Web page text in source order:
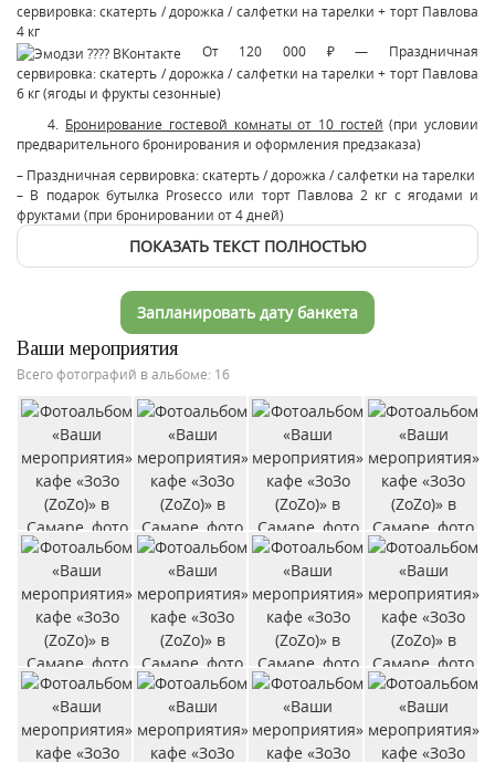
сервировка: скатерть / дорожка / салфетки на тарелки + торт Павлова
4 кг
От 120 000 ₽ — Праздничная
сервировка: скатерть / дорожка / салфетки на тарелки + торт Павлова
6 кг (ягоды и фрукты сезонные)
4. Бронирование гостевой комнаты от 10 гостей (при условии
предварительного бронирования и оформления предзаказа)
– Праздничная сервировка: скатерть / дорожка / салфетки на тарелки
– В подарок бутылка Prosecco или торт Павлова 2 кг с ягодами и
фруктами (при бронировании от 4 дней)
ПОКАЗАТЬ ТЕКСТ ПОЛНОСТЬЮ
Запланировать дату банкета
Ваши мероприятия
Всего фотографий в альбоме: 16